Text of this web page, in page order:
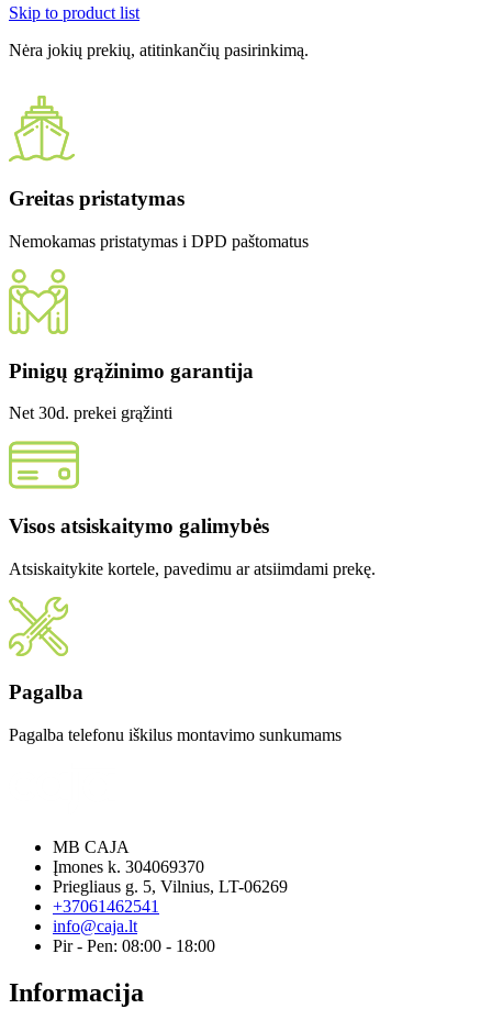
Skip to product list
Nėra jokių prekių, atitinkančių pasirinkimą.
Greitas pristatymas
Nemokamas pristatymas i DPD paštomatus
Pinigų grąžinimo garantija
Net 30d. prekei grąžinti
Visos atsiskaitymo galimybės
Atsiskaitykite kortele, pavedimu ar atsiimdami prekę.
Pagalba
Pagalba telefonu iškilus montavimo sunkumams
MB CAJA
Įmones k. 304069370
Priegliaus g. 5, Vilnius, LT-06269
+37061462541
info@caja.lt
Pir - Pen: 08:00 - 18:00
Informacija